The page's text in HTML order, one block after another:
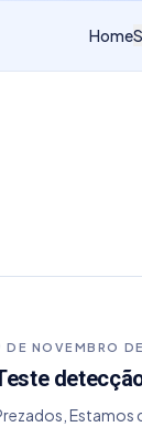
Home
DE NOVEMBRO
Estamos